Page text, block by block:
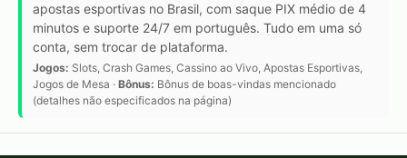
apostas esportivas no Brasil, com saque PIX médio de 4
minutos e suporte 24/7 em português. Tudo em uma só
conta, sem trocar de plataforma.
Jogos: Slots, Crash Games, Cassino ao Vivo, Apostas Esportivas,
Jogos de Mesa · Bônus: Bônus de boas-vindas mencionado
(detalhes não especificados na página)